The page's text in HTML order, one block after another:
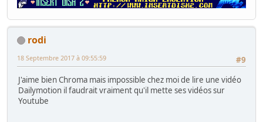
rodi
#9
18 Septembre 2017 à 09:55:59
J'aime bien Chroma mais impossible chez moi de lire une vidéo
Dailymotion il faudrait vraiment qu'il mette ses vidéos sur
Youtube